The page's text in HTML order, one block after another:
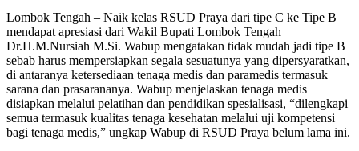
Lombok Tengah – Naik kelas RSUD Praya dari tipe C ke Tipe B
mendapat apresiasi dari Wakil Bupati Lombok Tengah
Dr.H.M.Nursiah M.Si. Wabup mengatakan tidak mudah jadi tipe B
sebab harus mempersiapkan segala sesuatunya yang dipersyaratkan,
di antaranya ketersediaan tenaga medis dan paramedis termasuk
sarana dan prasarananya. Wabup menjelaskan tenaga medis
disiapkan melalui pelatihan dan pendidikan spesialisasi, “dilengkapi
semua termasuk kualitas tenaga kesehatan melalui uji kompetensi
bagi tenaga medis,” ungkap Wabup di RSUD Praya belum lama ini.